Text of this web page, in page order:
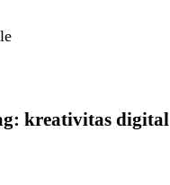
kreativitas digital